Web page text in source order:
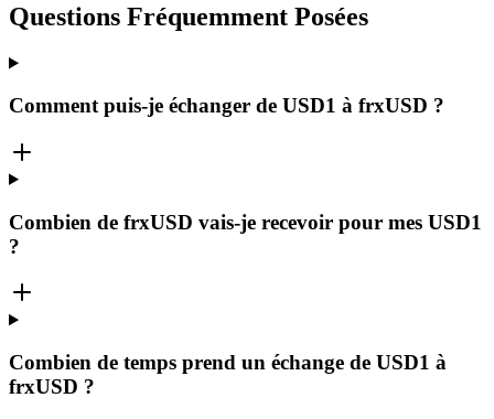
Questions Fréquemment Posées
Comment puis-je échanger de USD1 à frxUSD ?
Combien de frxUSD vais-je recevoir pour mes USD1
?
Combien de temps prend un échange de USD1 à
frxUSD ?